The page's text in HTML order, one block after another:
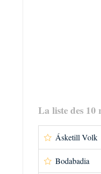
La liste des 10
Ásketill Volk
Bodabadia